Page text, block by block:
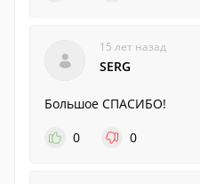
15 лет назад
SERG
Большое СПАСИБО!
0
0